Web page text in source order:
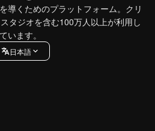
導くためのプラットフォーム。クリ
タジオを含む100万人以上が利用し
ています。
日本語